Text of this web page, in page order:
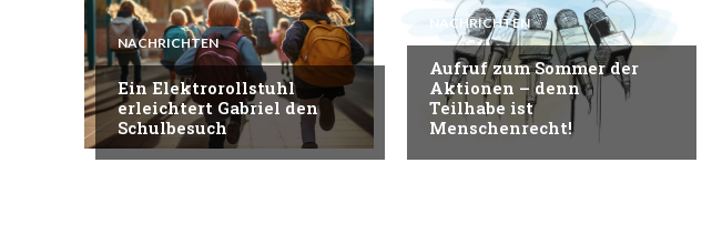
NACHRICHTEN
Ein Elektrorollstuhl
erleichtert Gabriel den
Schulbesuch
NACHRICHTEN
Aufruf zum Sommer der
Aktionen – denn
Teilhabe ist
Menschenrecht!